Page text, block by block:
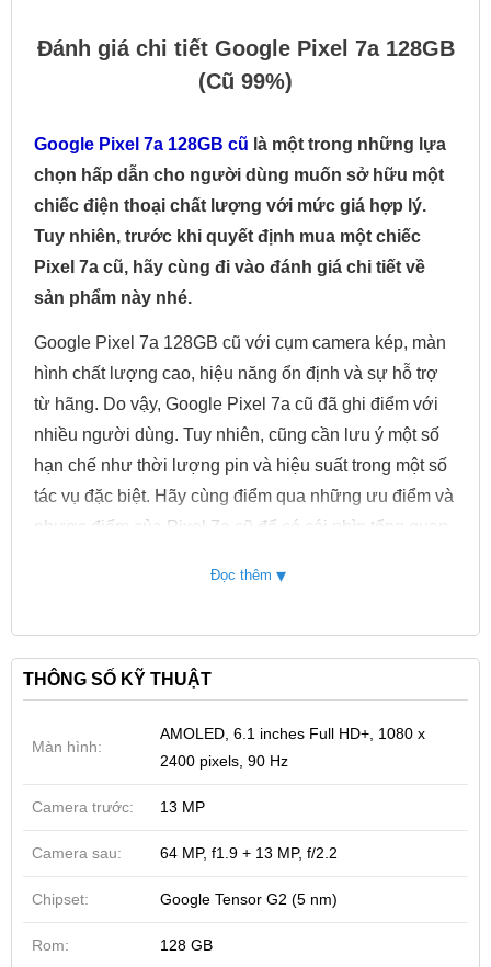
Đánh giá chi tiết Google Pixel 7a 128GB
(Cũ 99%)
Google Pixel 7a 128GB cũ là một trong những lựa
chọn hấp dẫn cho người dùng muốn sở hữu một
chiếc điện thoại chất lượng với mức giá hợp lý.
Tuy nhiên, trước khi quyết định mua một chiếc
Pixel 7a cũ, hãy cùng đi vào đánh giá chi tiết về
sản phẩm này nhé.
Google Pixel 7a 128GB cũ với cụm camera kép, màn
hình chất lượng cao, hiệu năng ổn định và sự hỗ trợ
từ hãng. Do vậy, Google Pixel 7a cũ đã ghi điểm với
nhiều người dùng. Tuy nhiên, cũng cần lưu ý một số
hạn chế như thời lượng pin và hiệu suất trong một số
tác vụ đặc biệt. Hãy cùng điểm qua những ưu điểm và
nhược điểm của Pixel 7a cũ để có cái nhìn tổng quan
giản:
Google Pixel 7a 128GB cũ 99 có thiết kế được lấy
cảm hứng từ các phiên bản trước đó của Google.
Khung camera được làm từ lớp nhôm sáng bóng, và
thiết kế lồi lên mặt lưng tạo điểm nhấn đặc biệt.
Đọc thêm ▾
THÔNG SỐ KỸ THUẬT
Màn hình:
AMOLED, 6.1 inches Full HD+, 1080 x
2400 pixels, 90 Hz
Camera trước: 13 MP
Camera sau: 64 MP, f1.9 + 13 MP, f/2.2
Chipset: Google Tensor G2 (5 nm)
Rom: 128 GB